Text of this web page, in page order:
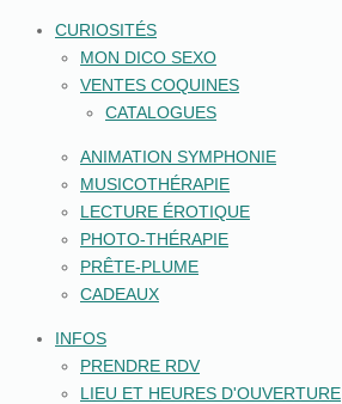
CURIOSITÉS
MON DICO SEXO
VENTES COQUINES
CATALOGUES
ANIMATION SYMPHONIE
MUSICOTHÉRAPIE
LECTURE ÉROTIQUE
PHOTO-THÉRAPIE
PRÊTE-PLUME
CADEAUX
INFOS
PRENDRE RDV
LIEU ET HEURES D'OUVERTURE